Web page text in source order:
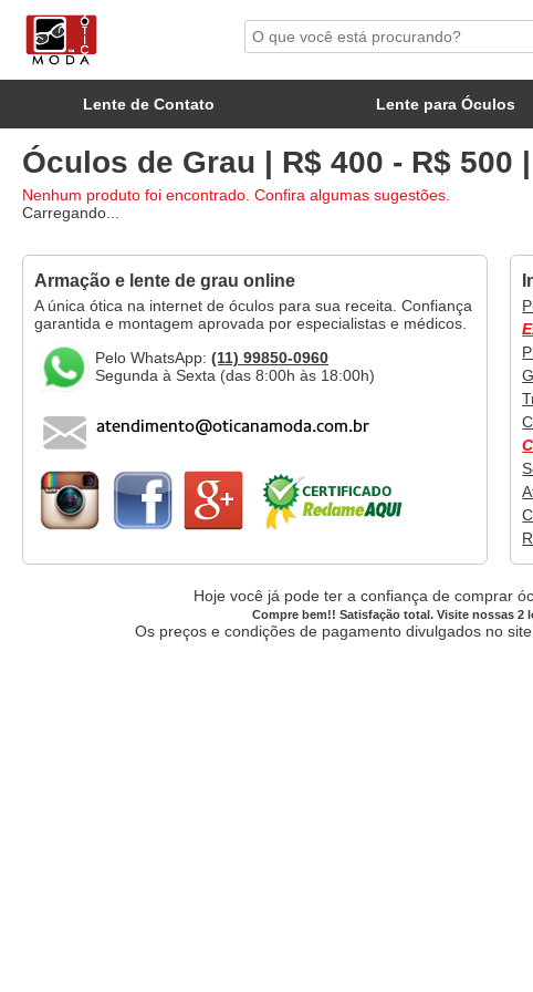
Lente de Contato Lente para Óculos
Óculos de Grau | R$ 400 - R$ 500
Nenhum produto foi encontrado. Confira algumas sugestões.
Carregando...
Armação e lente de grau online
A única ótica na internet de óculos para sua receita. Confiança
garantida e montagem aprovada por especialistas e médicos.
Pelo WhatsApp: (11) 99850-0960
Segunda à Sexta (das 8:00h às 18:00h)
Hoje você já pode ter a confiança de comprar
Compre bem!! Satisfação total. Visite nossas 2
Os preços e condições de pagamento divulgados no